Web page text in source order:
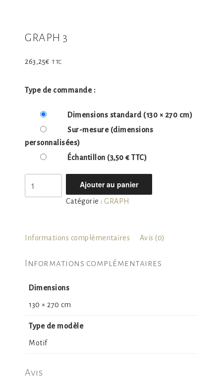
GRAPH 3
263,25€ TTC
Type de commande :
Dimensions standard(130 × 270 cm)
Sur-mesure(dimensions
personnalisées)
Échantillon (3,50 € TTC)
Ajouter au panier
Catégorie : GRAPH
Informations complémentaires Avis (0)
Informations complémentaires
Dimensions
130 × 270 cm
Type de modèle
Motif
Avis